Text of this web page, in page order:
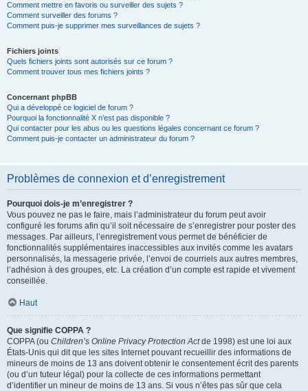
Comment mettre en favoris ou surveiller des sujets ?
Comment surveiller des forums ?
Comment puis-je supprimer mes surveillances de sujets ?
Fichiers joints
Quels fichiers joints sont autorisés sur ce forum ?
Comment trouver tous mes fichiers joints ?
Concernant phpBB
Qui a développé ce logiciel de forum ?
Pourquoi la fonctionnalité X n’est pas disponible ?
Qui contacter pour les abus ou les questions légales concernant ce forum ?
Comment puis-je contacter un administrateur du forum ?
Problèmes de connexion et d’enregistrement
Pourquoi dois-je m’enregistrer ?
Vous pouvez ne pas le faire, mais l’administrateur du forum peut avoir
configuré les forums afin qu’il soit nécessaire de s’enregistrer pour poster des
messages. Par ailleurs, l’enregistrement vous permet de bénéficier de
fonctionnalités supplémentaires inaccessibles aux invités comme les avatars
personnalisés, la messagerie privée, l’envoi de courriels aux autres membres,
l’adhésion à des groupes, etc. La création d’un compte est rapide et vivement
conseillée.
Haut
Que signifie COPPA ?
COPPA (ou Children’s Online Privacy Protection Actde 1998) est une loi aux
États-Unis qui dit que les sites Internet pouvant recueillir des informations de
mineurs de moins de 13 ans doivent obtenir le consentement écrit des parents
(ou d’un tuteur légal) pour la collecte de ces informations permettant
d’identifier un mineur de moins de 13 ans. Si vous n’êtes pas sûr que cela